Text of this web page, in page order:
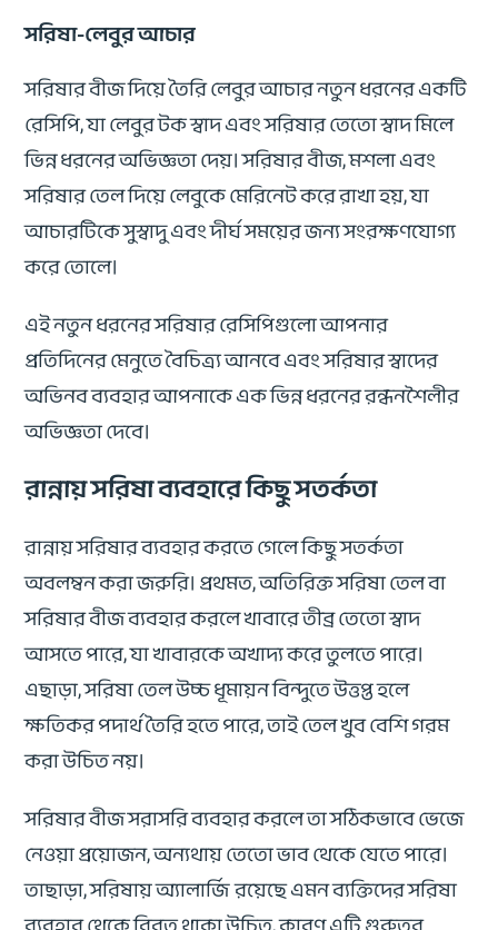
সরিষা-লেবুর আচার
সরিষার বীজ দিয়ে তৈরি লেবুর আচার নতুন ধরনের একটি
রেসিপি, যা লেবুর টক স্বাদ এবং সরিষার তেতো স্বাদ মিলে
ভিন্ন ধরনের অভিজ্ঞতা দেয়। সরিষার বীজ, মশলা এবং
সরিষার তেল দিয়ে লেবুকে মেরিনেট করে রাখা হয়, যা
আচারটিকে সুস্বাদু এবং দীর্ঘ সময়ের জন্য সংরক্ষণযোগ্য
করে তোলে।
এই নতুন ধরনের সরিষার রেসিপিগুলো আপনার
প্রতিদিনের মেনুতে বৈচিত্র্য আনবে এবং সরিষার স্বাদের
অভিনব ব্যবহার আপনাকে এক ভিন্ন ধরনের রন্ধনশৈলীর
অভিজ্ঞতা দেবে।
রান্নায় সরিষা ব্যবহারে কিছু সতর্কতা
রান্নায় সরিষার ব্যবহার করতে গেলে কিছু সতর্কতা
অবলম্বন করা জরুরি। প্রথমত, অতিরিক্ত সরিষা তেল বা
সরিষার বীজ ব্যবহার করলে খাবারে তীব্র তেতো স্বাদ
আসতে পারে, যা খাবারকে অখাদ্য করে তুলতে পারে।
এছাড়া, সরিষা তেল উচ্চ ধূমায়ন বিন্দুতে উত্তপ্ত হলে
ক্ষতিকর পদার্থ তৈরি হতে পারে, তাই তেল খুব বেশি গরম
করা উচিত নয়।
সরিষার বীজ সরাসরি ব্যবহার করলে তা সঠিকভাবে ভেজে
নেওয়া প্রয়োজন, অন্যথায় তেতো ভাব থেকে যেতে পারে।
তাছাড়া, সরিষায় অ্যালার্জি রয়েছে এমন ব্যক্তিদের সরিষা